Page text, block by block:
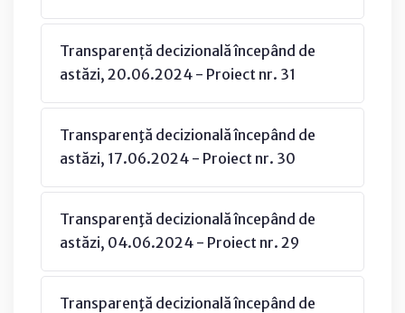
Transparență decizională începând de
astăzi, 20.06.2024 - Proiect nr. 31
Transparenţă decizională începând de
astăzi, 17.06.2024 - Proiect nr. 30
Transparenţă decizională începând de
astăzi, 04.06.2024 - Proiect nr. 29
Transparenţă decizională începând de